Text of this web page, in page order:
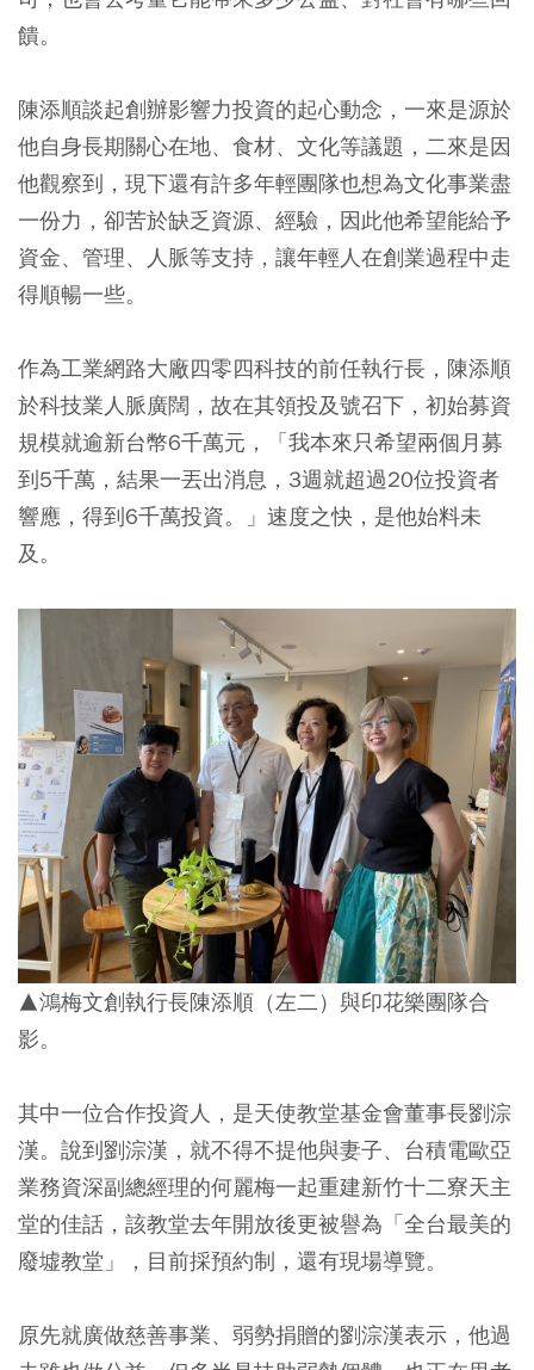
饋。
陳添順談起創辦影響力投資的起心動念，一來是源於
他自身長期關心在地、食材、文化等議題，二來是因
他觀察到，現下還有許多年輕團隊也想為文化事業盡
一份力，卻苦於缺乏資源、經驗，因此他希望能給予
資金、管理、人脈等支持，讓年輕人在創業過程中走
得順暢一些。
作為工業網路大廠四零四科技的前任執行長，陳添順
於科技業人脈廣闊，故在其領投及號召下，初始募資
規模就逾新台幣6千萬元，「我本來只希望兩個月募
到5千萬，結果一丟出消息，3週就超過20位投資者
響應，得到6千萬投資。」速度之快，是他始料未
及。
▲鴻梅文創執行長陳添順（左二）與印花樂團隊合
影。
其中一位合作投資人，是天使教堂基金會董事長劉淙
漢。說到劉淙漢，就不得不提他與妻子、台積電歐亞
業務資深副總經理的何麗梅一起重建新竹十二寮天主
堂的佳話，該教堂去年開放後更被譽為「全台最美的
廢墟教堂」，目前採預約制，還有現場導覽。
原先就廣做慈善事業、弱勢捐贈的劉淙漢表示，他過